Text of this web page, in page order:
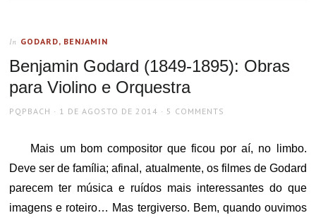
In GODARD, BENJAMIN
Benjamin Godard (1849-1895): Obras
para Violino e Orquestra
AUTHOR
PQPBACH
POSTED
1 DE AGOSTO DE 2014 5 COMMENTS
Mais um bom compositor que ficou por aí, no limbo.
Deve ser de família; afinal, atualmente, os filmes de Godard
parecem ter música e ruídos mais interessantes do que
imagens e roteiro… Mas tergiverso. Bem, quando ouvimos